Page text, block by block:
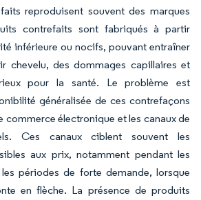
reproduisent souvent des marques
contrefaits sont fabriqués à partir
inférieure ou nocifs, pouvant entraîner
chevelu, des dommages capillaires et
pour la santé. Le problème est
généralisée de ces contrefaçons
commerce électronique et les canaux de
Ces canaux ciblent souvent les
aux prix, notamment pendant les
périodes de forte demande, lorsque
en flèche. La présence de produits